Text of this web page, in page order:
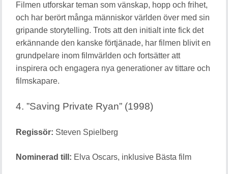
Filmen utforskar teman som vänskap, hopp och frihet,
och har berört många människor världen över med sin
gripande storytelling. Trots att den initialt inte fick det
erkännande den kanske förtjänade, har filmen blivit en
grundpelare inom filmvärlden och fortsätter att
inspirera och engagera nya generationer av tittare och
filmskapare.
4. ”Saving Private Ryan” (1998)
Regissör: Steven Spielberg
Nominerad till: Elva Oscars, inklusive Bästa film